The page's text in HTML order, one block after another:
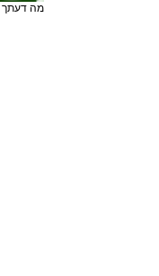
מה דעתך